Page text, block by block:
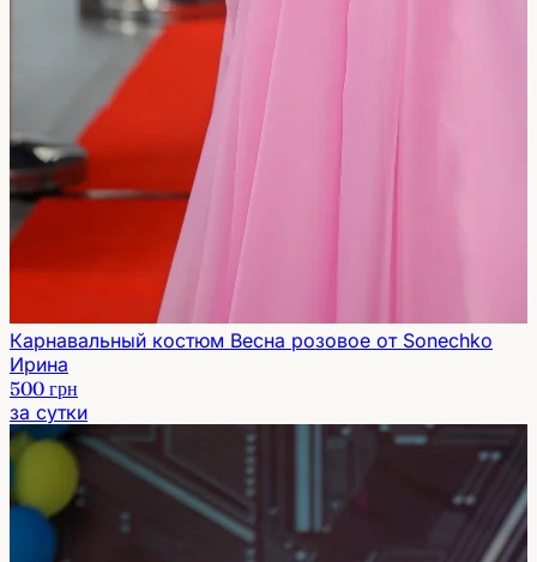
Карнавальный костюм Весна розовое от Sonechko
Ирина
500 грн
за сутки